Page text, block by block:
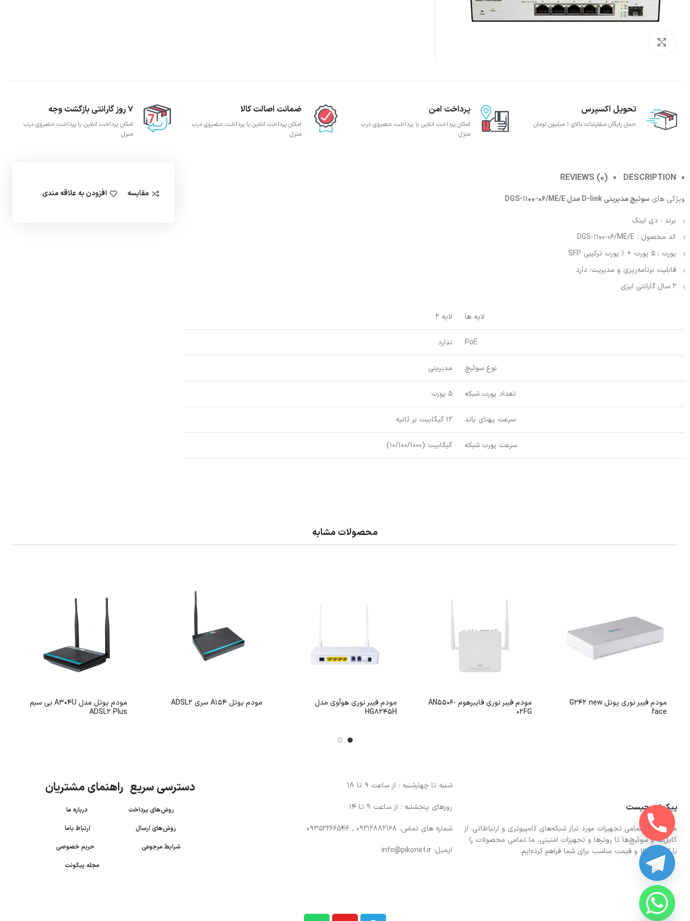
تحویل اکسپرس
حمل رایگان سفارشات بالای 1 میلیون تومان
پرداخت امن
امکان پرداخت انلاین یا پرداخت حضروی درب
منزل
ضمانت اصالت کالا
امکان پرداخت انلاین یا پرداخت حضروی درب
منزل
7 روز گارانتی بازگشت وجه
امکان پرداخت انلاین یا پرداخت حضروی درب
منزل
DESCRIPTION
REVIEWS (0)
ویژگی های سوئیچ مدیریتی D-link مدل DGS-1100-06/ME/E
برند : دی لینک
کد محصول : DGS-1100-06/ME/E
پورت : 5 پورت + 1 پورت ترکیبی SFP
قابلیت برنامه‌ریزی و مدیریت: دارد
2 سال گارانتی ایزی
لایه ها لایه 2
PoE ندارد
نوع سوئیچ مدیریتی
تعداد پورت شبکه 5 پورت
سرعت پهنای باند 12 گیگابیت بر ثانیه
سرعت پورت شبکه گیگابیت (10/100/1000)
مقایسه افزودن به علاقه مندی
محصولات مشابه
مودم فیبر نوری یوتل G242 new
face
مودم فیبر نوری فایبرهوم AN5506-
02FG
مودم فیبر نوری هوآوی مدل
HG8245H
مودم یوتل A154 سری ADSL2
مودم یوتل مدل A304U بی سیم
ADSL2 Plus
پیکونت چیست
ما در اینجا تمامی تجهیزات مورد نیاز شبکه‌های کامپیوتری و ارتباطاتی. از
کابل‌ها و سوئیچ‌ها تا روترها و تجهیزات امنیتی، ما تمامی محصولات را
با کیفیت بالا و قیمت مناسب برای شما فراهم کرده‌ایم.
شنبه تا چهارشنبه : از ساعت 9 تا 18
روزهای پنجشنبه : از ساعت 9 تا 14
شماره های تماس: 09212882168 , 09352266546
ایمیل: info@pikonet.ir
دسترسی سریع راهنمای مشتریان
روش‌های پرداختدرباره ما
روش‌های ارسال
ارتباط باما
شرایط مرجوعی
حریم خصوصی
مجله پیکونت
CHATY